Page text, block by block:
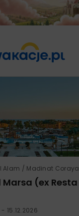
Alam / Madinat Coraya
15.12.2026